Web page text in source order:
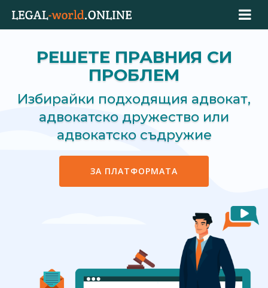
РЕШЕТЕ ПРАВНИЯ СИ
ПРОБЛЕМ
Избирайки подходящия адвокат,
адвокатско дружество или
адвокатско съдружие
ЗА ПЛАТФОРМАТА